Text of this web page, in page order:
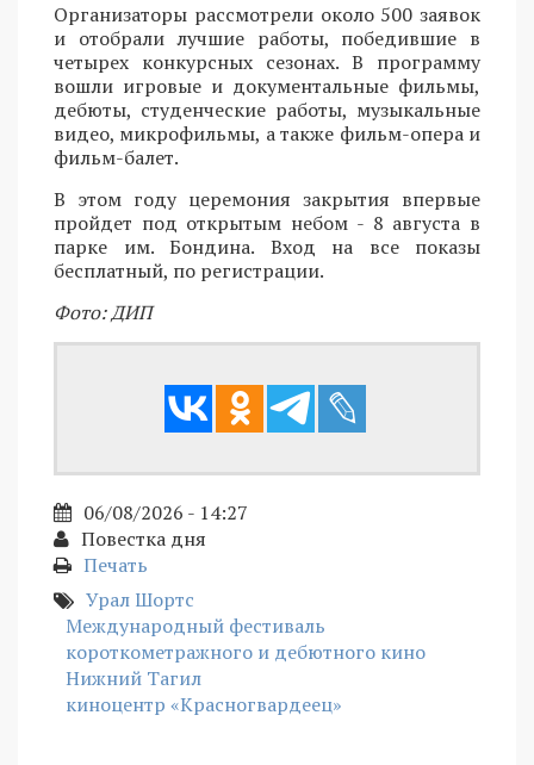
Организаторы рассмотрели около 500 заявок
и отобрали лучшие работы, победившие в
четырех конкурсных сезонах. В программу
вошли игровые и документальные фильмы,
дебюты, студенческие работы, музыкальные
видео, микрофильмы, а также фильм-опера и
фильм-балет.
В этом году церемония закрытия впервые
пройдет под открытым небом - 8 августа в
парке им. Бондина. Вход на все показы
бесплатный, по регистрации.
Фото: ДИП
06/08/2026 - 14:27
Повестка дня
Печать
Урал Шортс
Международный фестиваль
короткометражного и дебютного кино
Нижний Тагил
киноцентр «Красногвардеец»